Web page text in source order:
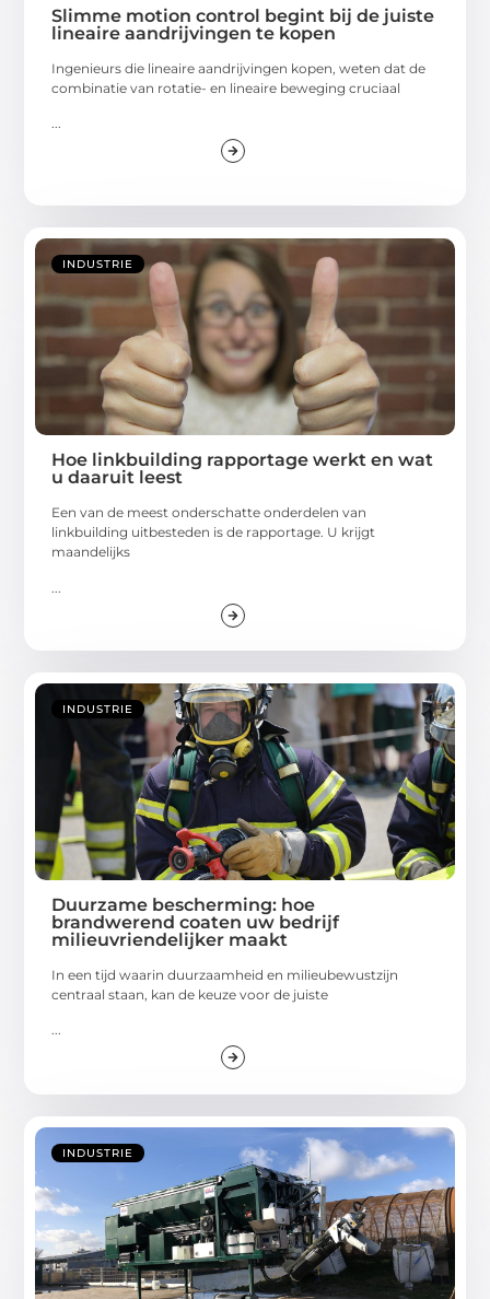
Slimme motion control begint bij de juiste
lineaire aandrijvingen te kopen
Ingenieurs die lineaire aandrijvingen kopen, weten dat de
combinatie van rotatie- en lineaire beweging cruciaal
...
INDUSTRIE
Hoe linkbuilding rapportage werkt en wat
u daaruit leest
Een van de meest onderschatte onderdelen van
linkbuilding uitbesteden is de rapportage. U krijgt
maandelijks
INDUSTRIE
Duurzame bescherming: hoe
brandwerend coaten uw bedrijf
milieuvriendelijker maakt
In een tijd waarin duurzaamheid en milieubewustzijn
centraal staan, kan de keuze voor de juiste
...
INDUSTRIE